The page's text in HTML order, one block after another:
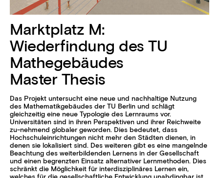
Marktplatz M:
Wiederfindung des TU
Mathegebäudes
Master Thesis
Das Projekt untersucht eine neue und nachhaltige Nutzung
des Mathematikgebäudes der TU Berlin und schlägt
gleichzeitig eine neue Typologie des Lernraums vor.
Universitäten sind in ihren Perspektiven und ihrer Reichweite
zu-nehmend globaler geworden. Dies bedeutet, dass
Hochschuleinrichtungen nicht mehr den Städten dienen, in
denen sie lokalisiert sind. Des weiteren gibt es eine mangelnde
Beachtung des weiterbildenden Lernens in der Gesellschaft
und einen begrenzten Einsatz alternativer Lernmethoden. Dies
schränkt die Möglichkeit für interdisziplinäres Lernen ein,